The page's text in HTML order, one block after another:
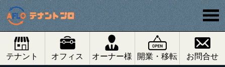
テナント オフィス オーナー様 開業・移転 お問合せ